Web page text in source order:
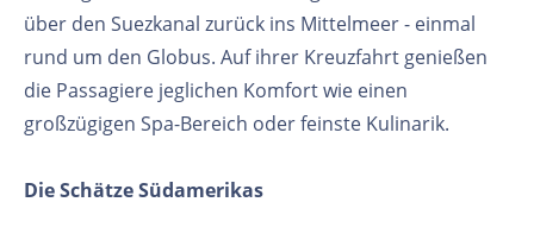
über den Suezkanal zurück ins Mittelmeer - einmal
rund um den Globus. Auf ihrer Kreuzfahrt genießen
die Passagiere jeglichen Komfort wie einen
großzügigen Spa-Bereich oder feinste Kulinarik.
Die Schätze Südamerikas